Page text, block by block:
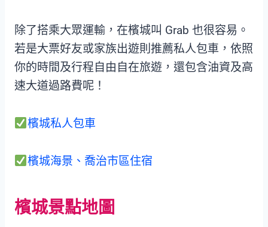
除了搭乘大眾運輸，在檳城叫 Grab 也很容易。
若是大票好友或家族出遊則推薦私人包車，依照
你的時間及行程自由自在旅遊，還包含油資及高
速大道過路費呢！
檳城私人包車
檳城海景、喬治市區住宿
檳城景點地圖